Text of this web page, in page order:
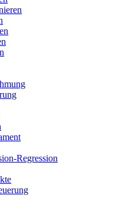
Regression